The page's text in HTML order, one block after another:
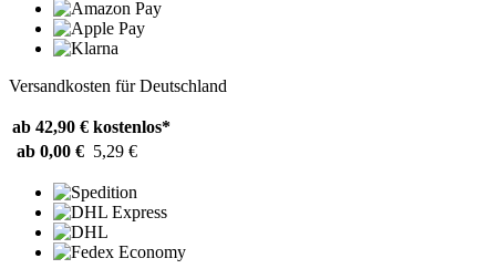
Versandkosten für Deutschland
ab 42,90 € kostenlos*
ab 0,00 € 5,29 €